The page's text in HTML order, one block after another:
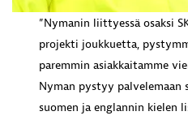
”Nymanin liittyessä osaksi
projekti joukkuetta,
paremmin asiakkaitamme
Nyman pystyy palvelemaan
suomen ja englannin kielen